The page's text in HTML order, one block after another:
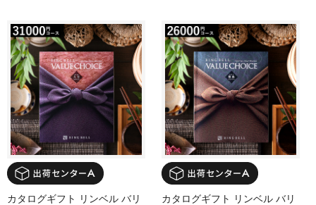
カタログギフト リンベル バリ
カタログギフト リンベル バリ